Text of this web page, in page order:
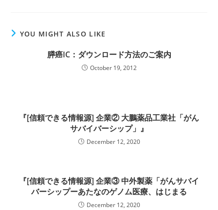
YOU MIGHT ALSO LIKE
膵癌IC：ダウンロード方法のご案内
October 19, 2012
『[信頼できる情報源] 企業② 大鵬薬品工業社「がん
サバイバーシップ」』
December 12, 2020
『[信頼できる情報源] 企業③ 中外製薬「がんサバイ
バーシップーあたなのゲノム医療、はじまる
December 12, 2020